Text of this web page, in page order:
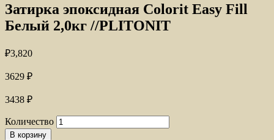
Затирка эпоксидная Colorit Easy Fill
Белый 2,0кг //PLITONIT
₽3,820
3629 ₽
3438 ₽
Количество
В корзину